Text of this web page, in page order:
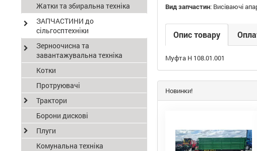
Вид запчастин: Висіваючі
Опис товару
Муфта Н 108.01.001
Новинки!
Жатки та збиральна техніка
ЗАПЧАСТИНИ до
сільгосптехніки
Зерноочисна та
завантажувальна техніка
Котки
Протруювачі
Трактори
Борони дискові
Плуги
Комунальна техніка